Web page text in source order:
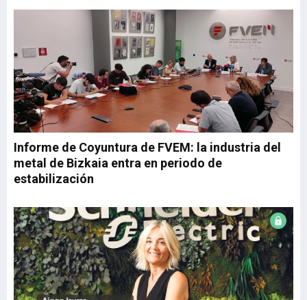
superior al de nuestros competidores, lo que nos
posiciona como el banco con mayor crecimiento de
Europa”, ha señalado Onur Genç, consejero delegado
de BBVA. La cartera crediticia de BBVA se incrementó
un 17,7% (en euros constantes) en los últimos doce
meses¹, gracias principalmente a los segmentos de
empresas y consumo. Destaca la buena evolución de
España y México con crecimientos del 7,4% y 9,9%,
respectivamente. El dinamismo de la actividad ...
Informe de Coyuntura de FVEM: la industria del
metal de Bizkaia entra en periodo de
estabilización